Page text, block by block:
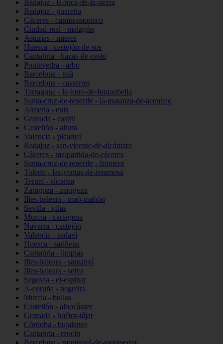
Badajoz - la-roca-de-la-sierra
Badajoz - guareña
Cáceres - caminomorisco
Ciudad-real - malagón
Asturias - mieres
Huesca - castejón-de-sos
Cantabria - hazas-de-cesto
Pontevedra - arbo
Barcelona - teià
Barcelona - casserres
Tarragona - la-torre-de-fontaubella
Santa-cruz-de-tenerife - la-matanza-de-acentejo
Almería - enix
Granada - castril
Castellón - altura
Valencia - picanya
Badajoz - san-vicente-de-alcántara
Cáceres - malpartida-de-cáceres
Santa-cruz-de-tenerife - frontera
Toledo - las-ventas-de-retamosa
Teruel - alcorisa
Zaragoza - zaragoza
Illes-balears - maó-mahón
Sevilla - pilas
Murcia - cartagena
Navarra - castejón
Valencia - sedaví
Huesca - sariñena
Cantabria - limpias
Illes-balears - santanyí
Illes-balears - selva
Segovia - el-espinar
A-coruña - negreira
Murcia - bullas
Castellón - albocàsser
Granada - huétor-tájar
Córdoba - bujalance
Cantabria - reocín
Barcelona - monistrol-de-montserrat